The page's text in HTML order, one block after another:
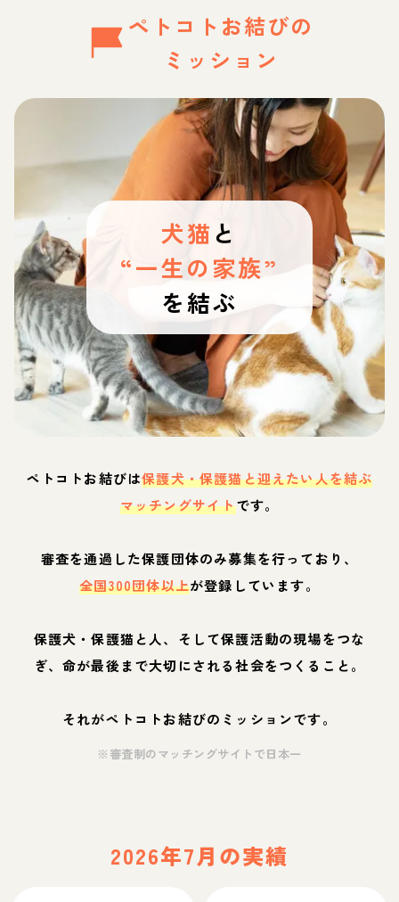
ペトコトお結びの
ミッション
犬猫 と
“一生の家族”
を結ぶ
ペトコトお結びは保護犬・保護猫と迎えたい人を結ぶ
マッチングサイトです。
審査を通過した保護団体のみ募集を行っており、
全国300団体以上が登録しています。
保護犬・保護猫と人、そして保護活動の現場をつな
ぎ、命が最後まで大切にされる社会をつくること。
それがペトコトお結びのミッションです。
※審査制のマッチングサイトで日本一
2026年7月の実績